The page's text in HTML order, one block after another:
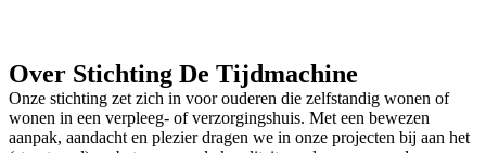
Over Stichting De Tijdmachine
Onze stichting zet zich in voor ouderen die zelfstandig wonen of
wonen in een verpleeg- of verzorgingshuis. Met een bewezen
aanpak, aandacht en plezier dragen we in onze projecten bij aan het